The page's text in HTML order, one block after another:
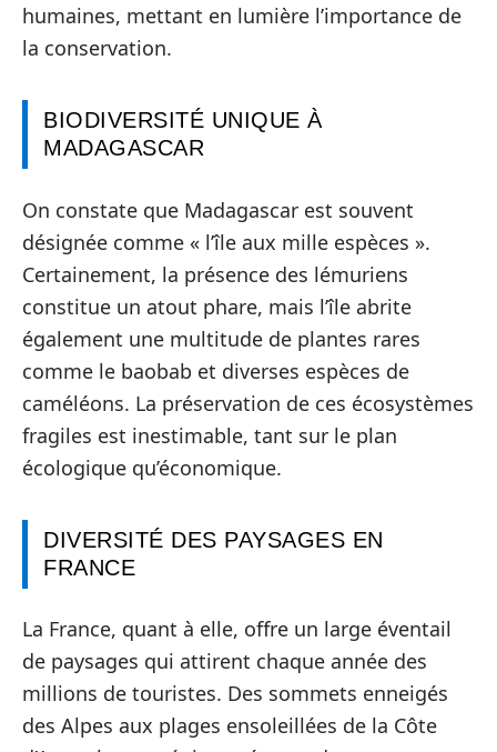
humaines, mettant en lumière l’importance de
la conservation.
BIODIVERSITÉ UNIQUE À
MADAGASCAR
On constate que Madagascar est souvent
désignée comme « l’île aux mille espèces ».
Certainement, la présence des lémuriens
constitue un atout phare, mais l’île abrite
également une multitude de plantes rares
comme le baobab et diverses espèces de
caméléons. La préservation de ces écosystèmes
fragiles est inestimable, tant sur le plan
écologique qu’économique.
DIVERSITÉ DES PAYSAGES EN
FRANCE
La France, quant à elle, offre un large éventail
de paysages qui attirent chaque année des
millions de touristes. Des sommets enneigés
des Alpes aux plages ensoleillées de la Côte